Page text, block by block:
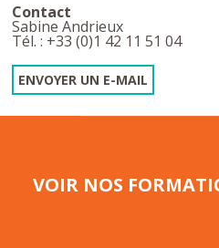
Contact
Sabine Andrieux
Tél. : +33 (0)1 42 11 51 04
ENVOYER UN E-MAIL
VOIR NOS